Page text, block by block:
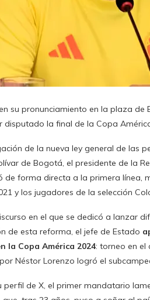
su pronunciamiento en la plaza
disputado la final de la Copa
de la nueva ley general de las
de Bogotá, el presidente de la
de forma directa a la primera línea,
y los jugadores de la selección
en el que se dedicó a lanzar
de esta reforma, el jefe de Estado
la Copa América 2024: torneo en el
Néstor Lorenzo logró el
perfil de X, el primer mandatario